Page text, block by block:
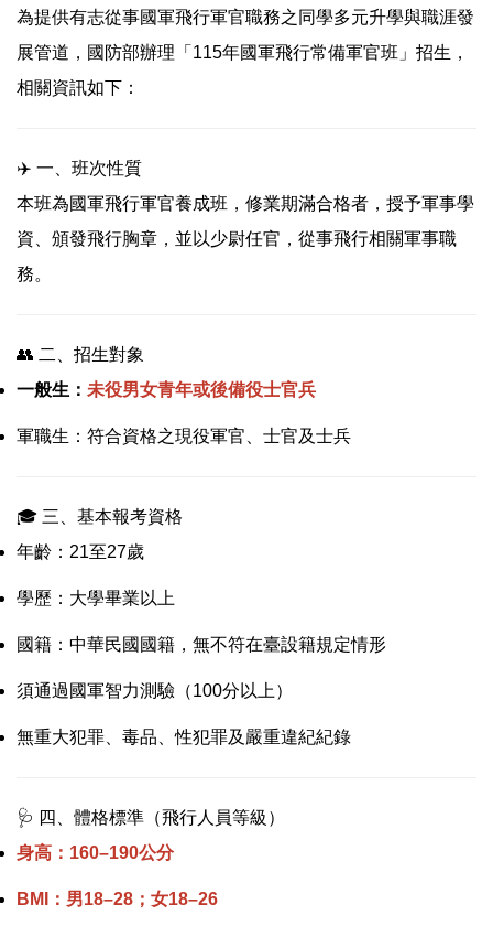
為提供有志從事國軍飛行軍官職務之同學多元升學與職涯發
展管道，國防部辦理「115年國軍飛行常備軍官班」招生，
相關資訊如下：
✈️ 一、班次性質
本班為國軍飛行軍官養成班，修業期滿合格者，授予軍事學
資、頒發飛行胸章，並以少尉任官，從事飛行相關軍事職
務。
👥 二、招生對象
一般生： 未役男女青年或後備役士官兵
軍職生：符合資格之現役軍官、士官及士兵
🎓 三、基本報考資格
年齡：21至27歲
學歷：大學畢業以上
國籍：中華民國國籍，無不符在臺設籍規定情形
須通過國軍智力測驗（100分以上）
無重大犯罪、毒品、性犯罪及嚴重違紀紀錄
🩺 四、體格標準（飛行人員等級）
身高：160–190公分
BMI：男18–28；女18–26